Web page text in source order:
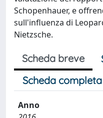
Schopenhauer, e
sull'influenza di
Nietzsche.
Scheda breve
Scheda
Anno